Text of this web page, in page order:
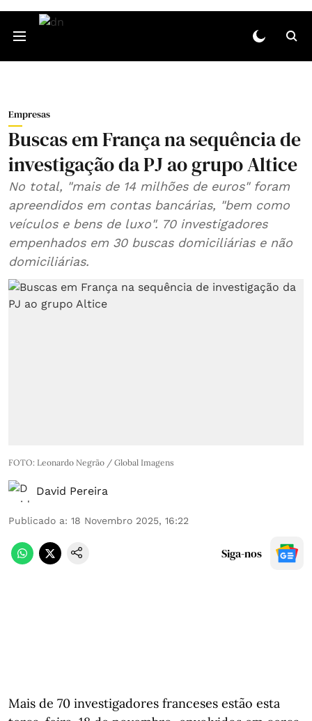
Empresas
Buscas em França na sequência de
investigação da PJ ao grupo Altice
No total, "mais de 14 milhões de euros" foram
apreendidos em contas bancárias, "bem como
veículos e bens de luxo". 70 investigadores
empenhados em 30 buscas domiciliárias e não
domiciliárias.
FOTO: Leonardo Negrão / Global Imagens
David Pereira
Publicado a: 18 Novembro 2025, 16:22
Siga-nos
Mais de 70 investigadores franceses estão esta